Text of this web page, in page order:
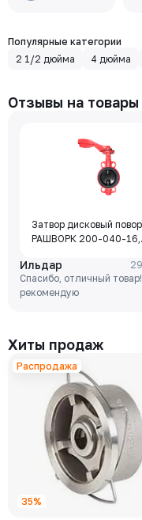
Популярные категории
2 1/2 дюйма
4 дюйма
Отзывы на товары
Затвор дисковый
РАШВОРК 200-040-16,
250 (GG25), диск -
15 (GGG40),
EPDM, М/Ф, рукоятка
Ильдар
Спасибо, отличный товар!
рекомендую
Хиты продаж
Распродажа
35%